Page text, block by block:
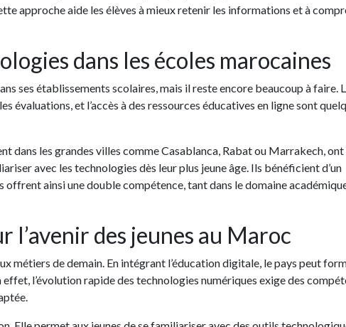
approche aide les élèves à mieux retenir les informations et à
dans les écoles marocaines
ses établissements scolaires, mais il reste encore beaucoup à faire.
évaluations, et l’accès à des ressources éducatives en ligne sont
dans les grandes villes comme Casablanca, Rabat ou Marrakech,
avec les technologies dès leur plus jeune âge. Ils bénéficient d’un
ainsi une double compétence, tant dans le domaine
l’avenir des jeunes au Maroc
métiers de demain. En intégrant l’éducation digitale, le pays peut
l’évolution rapide des technologies numériques exige des